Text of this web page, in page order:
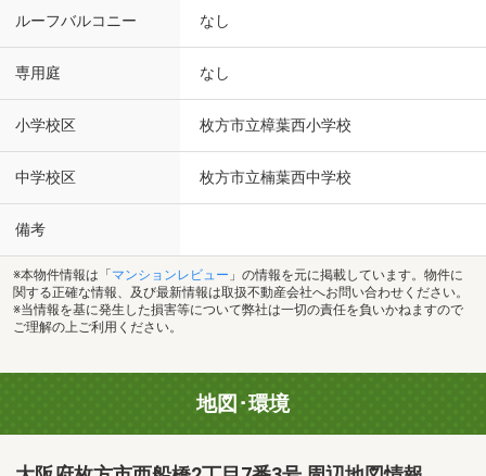
ルーフバルコニー なし
専用庭 なし
小学校区 枚方市立樟葉西小学校
中学校区 枚方市立楠葉西中学校
備考
※本物件情報は「 マンションレビュー 」の情報を元に掲載しています。物件に
関する正確な情報、及び最新情報は取扱不動産会社へお問い合わせください。
※当情報を基に発生した損害等について弊社は一切の責任を負いかねますので
ご理解の上ご利用ください。
地図･環境